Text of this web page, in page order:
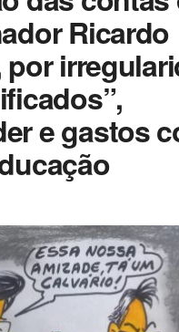
Ricardo
e gastos